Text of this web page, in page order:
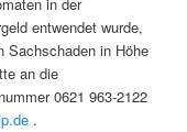
in der
entwendet wurde,
Sachschaden in Höhe
an die
0621 963-2122
.